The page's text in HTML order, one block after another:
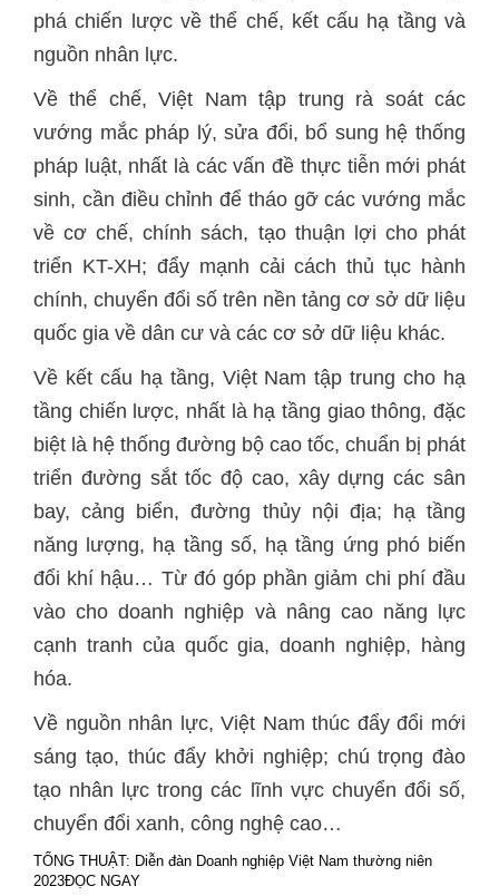
phá chiến lược về thể chế, kết cấu hạ tầng và
nguồn nhân lực.
Về thể chế, Việt Nam tập trung rà soát các
vướng mắc pháp lý, sửa đổi, bổ sung hệ thống
pháp luật, nhất là các vấn đề thực tiễn mới phát
sinh, cần điều chỉnh để tháo gỡ các vướng mắc
về cơ chế, chính sách, tạo thuận lợi cho phát
triển KT-XH; đẩy mạnh cải cách thủ tục hành
chính, chuyển đổi số trên nền tảng cơ sở dữ liệu
quốc gia về dân cư và các cơ sở dữ liệu khác.
Về kết cấu hạ tầng, Việt Nam tập trung cho hạ
tầng chiến lược, nhất là hạ tầng giao thông, đặc
biệt là hệ thống đường bộ cao tốc, chuẩn bị phát
triển đường sắt tốc độ cao, xây dựng các sân
bay, cảng biển, đường thủy nội địa; hạ tầng
năng lượng, hạ tầng số, hạ tầng ứng phó biến
đổi khí hậu… Từ đó góp phần giảm chi phí đầu
vào cho doanh nghiệp và nâng cao năng lực
cạnh tranh của quốc gia, doanh nghiệp, hàng
hóa.
Về nguồn nhân lực, Việt Nam thúc đẩy đổi mới
sáng tạo, thúc đẩy khởi nghiệp; chú trọng đào
tạo nhân lực trong các lĩnh vực chuyển đổi số,
chuyển đổi xanh, công nghệ cao…
TỔNG THUẬT: Diễn đàn Doanh nghiệp Việt Nam thường niên
2023ĐỌC NGAY